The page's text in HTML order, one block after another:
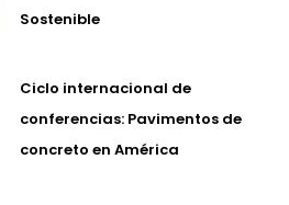
Sostenible
Ciclo internacional de
conferencias: Pavimentos de
concreto en América